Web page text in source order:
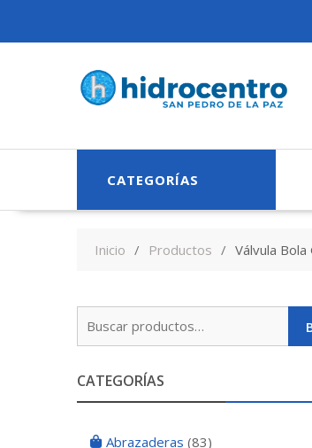
CATEGORÍAS
Inicio Productos Válvula
CATEGORÍAS
Abrazaderas (83)